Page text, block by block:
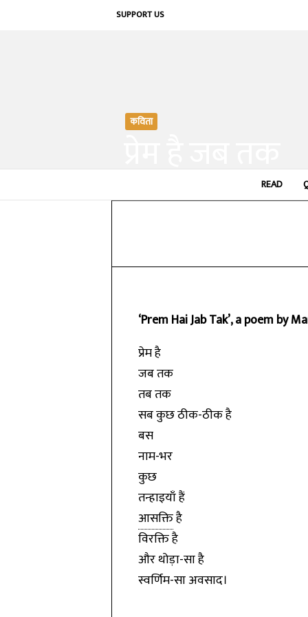
SUPPORT US
READ
कविता
प्रेम है जब तक
‘Prem Hai Jab Tak’, a poem by
प्रेम है
जब तक
तब तक
सब कुछ ठीक-ठीक है
बस
नाम-भर
कुछ
तन्हाइयाँ हैं
आसक्तिहै
विरक्ति है
और थोड़ा-सा है
स्वर्णिम-सा अवसाद।